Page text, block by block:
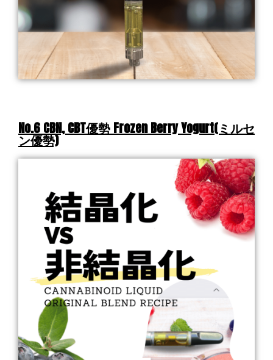
No.6 CBN, CBT優勢 Frozen Berry Yogurt(ミルセ
ン優勢)